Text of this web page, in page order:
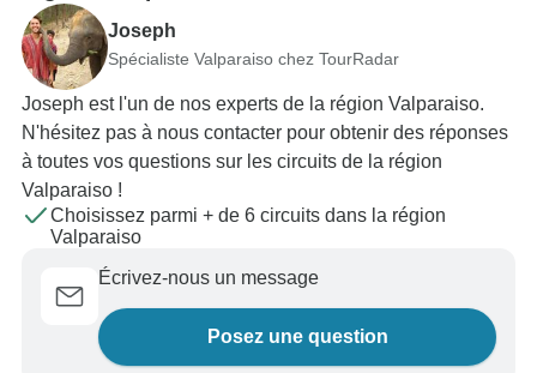
Joseph
Spécialiste Valparaiso chez TourRadar
Joseph est l'un de nos experts de la région Valparaiso.
N'hésitez pas à nous contacter pour obtenir des réponses
à toutes vos questions sur les circuits de la région
Valparaiso !
Choisissez parmi + de 6 circuits dans la région
Valparaiso
Écrivez-nous un message
Posez une question